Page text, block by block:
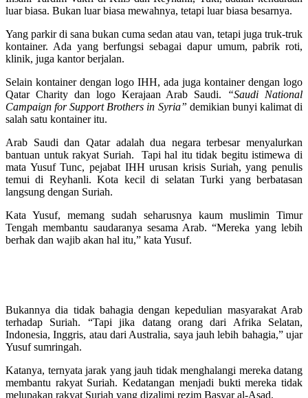
luar biasa. Bukan luar biasa mewahnya, tetapi luar biasa besarnya.
Yang parkir di sana bukan cuma sedan atau van, tetapi juga truk-truk
kontainer. Ada yang berfungsi sebagai dapur umum, pabrik roti,
klinik, juga kantor berjalan.
Selain kontainer dengan logo IHH, ada juga kontainer dengan logo
Qatar Charity dan logo Kerajaan Arab Saudi.
“Saudi National
Campaign for Support Brothers in Syria” demikian bunyi kalimat di
salah satu kontainer itu.
Arab Saudi dan Qatar adalah dua negara terbesar menyalurkan
bantuan untuk rakyat Suriah. Tapi hal itu tidak begitu istimewa di
mata Yusuf Tunc, pejabat IHH urusan krisis Suriah, yang penulis
temui di Reyhanli. Kota kecil di selatan Turki yang berbatasan
langsung dengan Suriah.
Kata Yusuf, memang sudah seharusnya kaum muslimin Timur
Tengah membantu saudaranya sesama Arab. “Mereka yang lebih
berhak dan wajib akan hal itu,” kata Yusuf.
Bukannya dia tidak bahagia dengan kepedulian masyarakat Arab
terhadap Suriah. “Tapi jika datang orang dari Afrika Selatan,
Indonesia, Inggris, atau dari Australia, saya jauh lebih bahagia,” ujar
Yusuf sumringah.
Katanya, ternyata jarak yang jauh tidak menghalangi mereka datang
membantu rakyat Suriah. Kedatangan menjadi bukti mereka tidak
melupakan rakyat Suriah yang dizalimi rezim Basyar al-Asad.